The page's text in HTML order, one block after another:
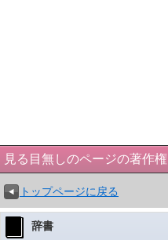
見る目無しのページの著作権
トップページに戻る
辞書